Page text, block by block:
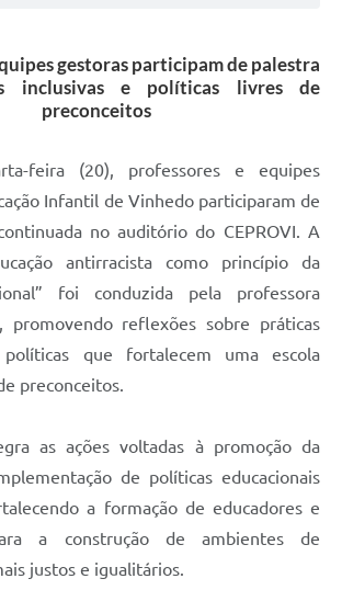
gestoras participam de palestra
inclusivas e políticas livres de
preconceitos
feira (20), professores e equipes
Infantil de Vinhedo participaram de
no auditório do CEPROVI. A
antirracista como princípio da
foi conduzida pela professora
promovendo reflexões sobre práticas
políticas que fortalecem uma escola
preconceitos.
as ações voltadas à promoção da
de políticas educacionais
a formação de educadores e
a construção de ambientes de
justos e igualitários.